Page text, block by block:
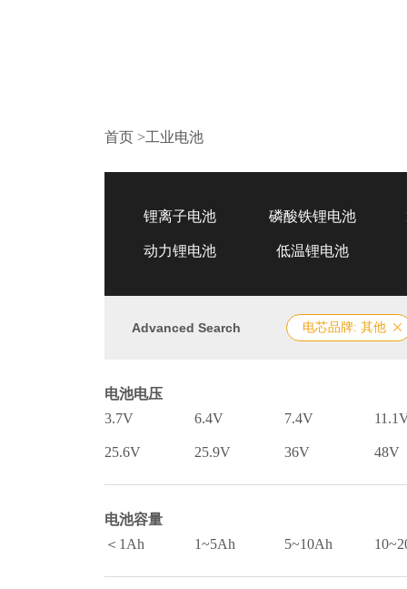
首页 >工业电池
锂离子电池 磷酸铁锂电池
动力锂电池 低温锂电池
Advanced Search 电芯品牌: 其他
电池电压
3.7V
6.4V 7.4V
25.6V 25.9V 36V 48V
电池容量
＜1Ah
1~5Ah 5~10Ah